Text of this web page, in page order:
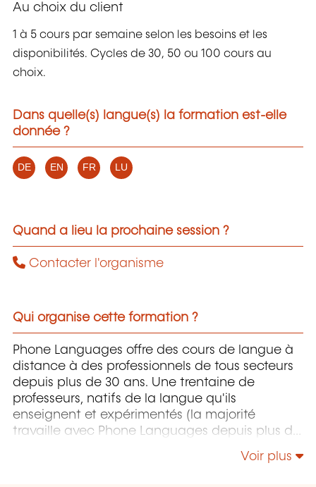
Au choix du client
1 à 5 cours par semaine selon les besoins et les
disponibilités. Cycles de 30, 50 ou 100 cours au
choix.
Dans quelle(s) langue(s) la formation est-elle
donnée ?
DE EN FR LU
Quand a lieu la prochaine session ?
Contacter l'organisme
Qui organise cette formation ?
Phone Languages offre des cours de langue à
distance à des professionnels de tous secteurs
depuis plus de 30 ans. Une trentaine de
professeurs, natifs de la langue qu'ils
enseignent et expérimentés (la majorité
travaille avec Phone Languages depuis plus de
d'enseigner une dizaine de langues différentes.
Voir plus